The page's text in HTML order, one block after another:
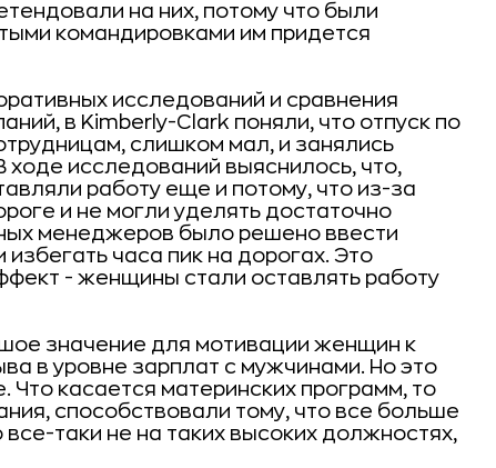
на них, потому что были
командировками им придется
исследований и сравнения
в Kimberly-Clark поняли, что отпуск по
слишком мал, и занялись
ходе исследований выяснилось, что,
работу еще и потому, что из-за
и не могли уделять достаточно
менеджеров было решено ввести
часа пик на дорогах. Это
- женщины стали оставлять работу
значение для мотивации женщин к
в уровне зарплат с мужчинами. Но это
касается материнских программ, то
способствовали тому, что все больше
таки не на таких высоких должностях,